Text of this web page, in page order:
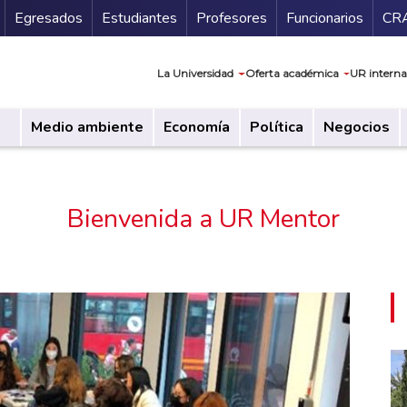
Secundario
Egresados Estudiantes Profesores Funcionarios
La Universidad Oferta académica UR
Medio ambiente Economía Política Negocios
Bienvenida a UR Mentor